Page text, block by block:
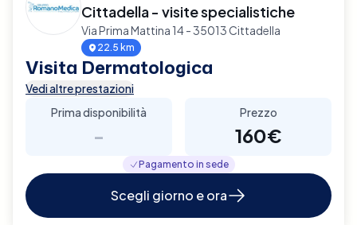
Cittadella - visite specialistiche
Via Prima Mattina 14 - 35013 Cittadella
22.5 km
Visita Dermatologica
Vedi altre prestazioni
Prima disponibilità
-
Prezzo
160€
Pagamento in sede
Scegli giorno e ora